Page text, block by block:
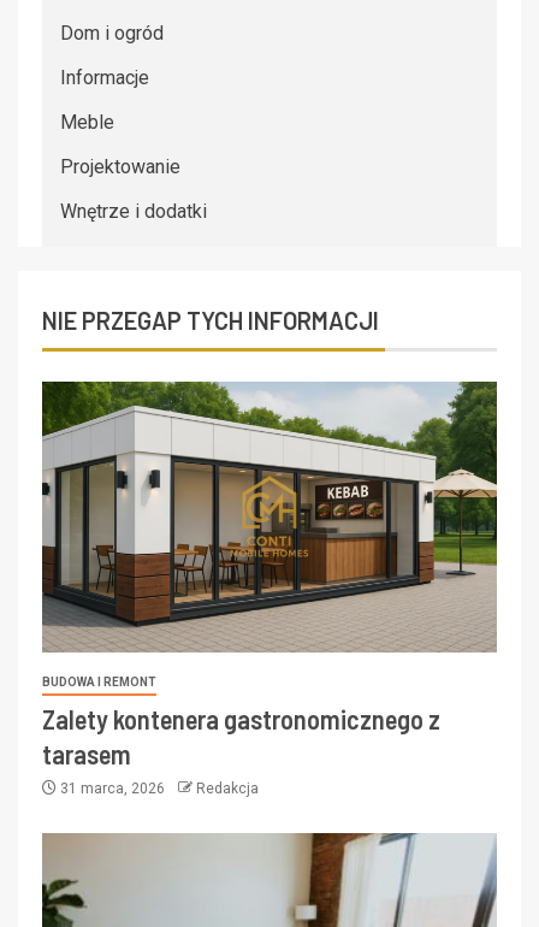
Dom i ogród
Informacje
Meble
Projektowanie
Wnętrze i dodatki
NIE PRZEGAP TYCH INFORMACJI
BUDOWA I REMONT
Zalety kontenera gastronomicznego z
tarasem
31 marca, 2026 Redakcja